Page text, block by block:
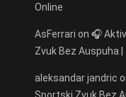
Online
AsFerrari on 🎧
Zvuk Bez Auspuha
aleksandar jandric
Sportski Zvuk Bez